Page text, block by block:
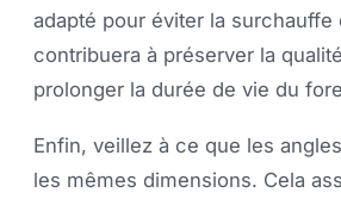
adapté pour éviter la surchauffe
contribuera à préserver la
prolonger la durée de vie du
Enfin, veillez à ce que les
les mêmes dimensions. Cela